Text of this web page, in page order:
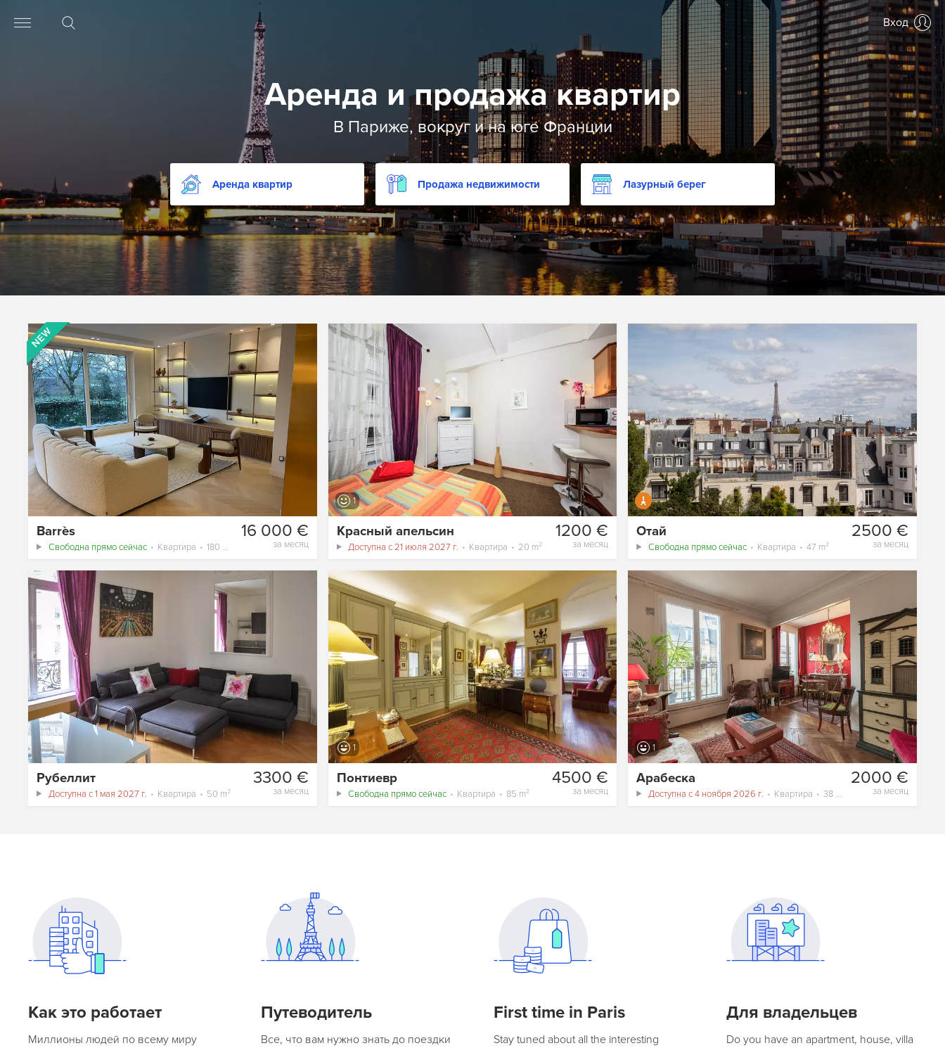
Вход
Аренда и продажа квартир
В Париже, вокруг и на юге Франции
Аренда квартир Продажа недвижимости Лазурный берег
16 000 €
за месяц
Barrès
Свободна прямо сейчас Квартира 180 m²
1
1200 €
за месяц
Красный апельсин
Доступна с 21 июля 2027 г. Квартира 20 m²
2500 €
за месяц
Отай
Свободна прямо сейчас Квартира 47 m²
3300 €
за месяц
Рубеллит
Доступна с 1 мая 2027 г. Квартира 50 m²
1
4500 €
за месяц
Понтиевр
Свободна прямо сейчас Квартира 85 m²
1
2000 €
за месяц
Арабеска
Доступна с 4 ноября 2026 г. Квартира 38 m²
Как это работает
Миллионы людей по всему миру
Путеводитель
Все, что вам нужно знать до поездки
First time in Paris
Stay tuned about all the interesting
Для владельцев
Do you have an apartment, house, villa